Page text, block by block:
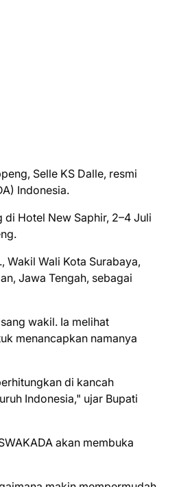
Selle KS Dalle, resmi
Indonesia.
di Hotel New Saphir, 2–4 Juli
Wakil Wali Kota Surabaya,
Jawa Tengah, sebagai
wakil. Ia melihat
menancapkan namanya
di kancah
Indonesia," ujar Bupati
akan membuka